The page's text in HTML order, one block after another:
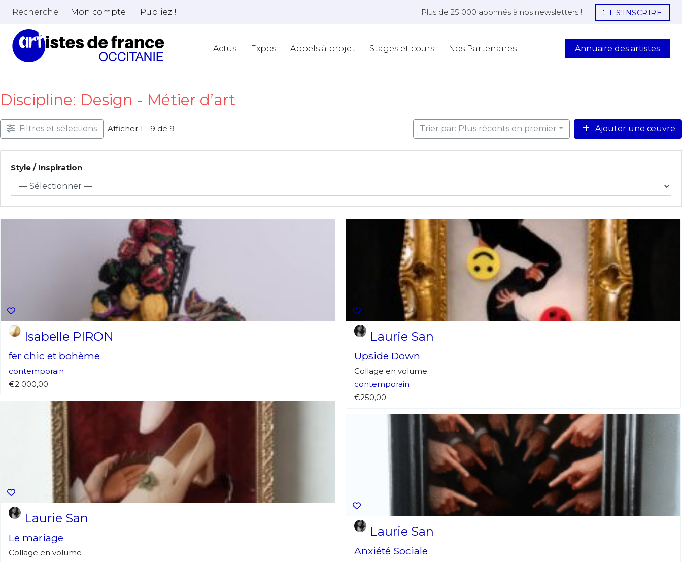
Recherche Mon compte Publiez ! Plus de 25 000 abonnés à nos newsletters ! S'INSCRIRE
Actus Expos Appels à projet Stages et cours Nos Partenaires Annuaire des artistes
Discipline: Design - Métier d’art
Filtres et sélections Afficher 1 - 9 de 9 Trier par: Plus récents en premier Ajouter une œuvre
Style / Inspiration
Isabelle PIRON
fer chic et bohème
contemporain
€2 000,00
Laurie San
Upside Down
Collage en volume
contemporain
€250,00
Laurie San
Le mariage
Collage en volume
Laurie San
Anxiété Sociale